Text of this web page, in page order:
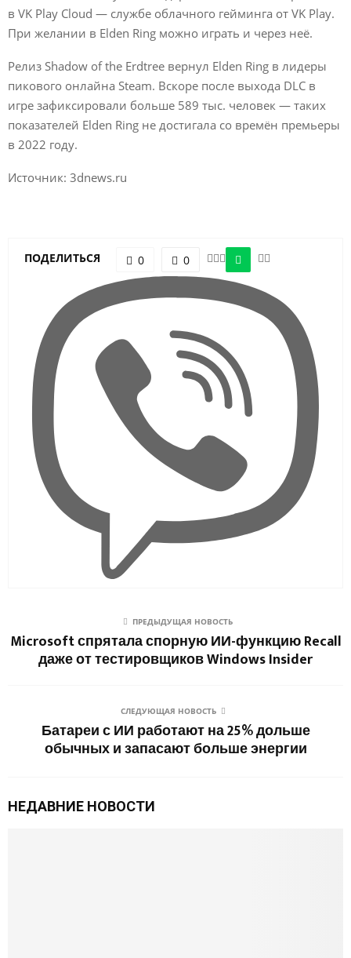
в VK Play Cloud — службе облачного гейминга от VK Play.
При желании в Elden Ring можно играть и через неё.
Релиз Shadow of the Erdtree вернул Elden Ring в лидеры
пикового онлайна Steam. Вскоре после выхода DLC в
игре зафиксировали больше 589 тыс. человек — таких
показателей Elden Ring не достигала со времён премьеры
в 2022 году.
Источник: 3dnews.ru
ПОДЕЛИТЬСЯ 0 0
ПРЕДЫДУЩАЯ НОВОСТЬ
Microsoft спрятала спорную ИИ-функцию Recall
даже от тестировщиков Windows Insider
СЛЕДУЮЩАЯ НОВОСТЬ
Батареи с ИИ работают на 25% дольше
обычных и запасают больше энергии
НЕДАВНИЕ НОВОСТИ